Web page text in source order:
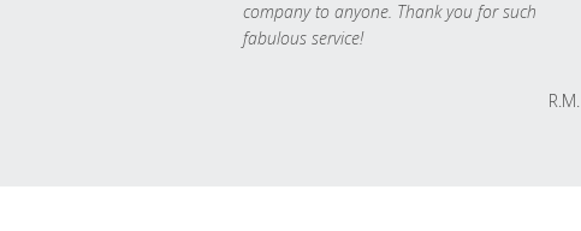
company to anyone. Thank you for such
fabulous service!
R.M.